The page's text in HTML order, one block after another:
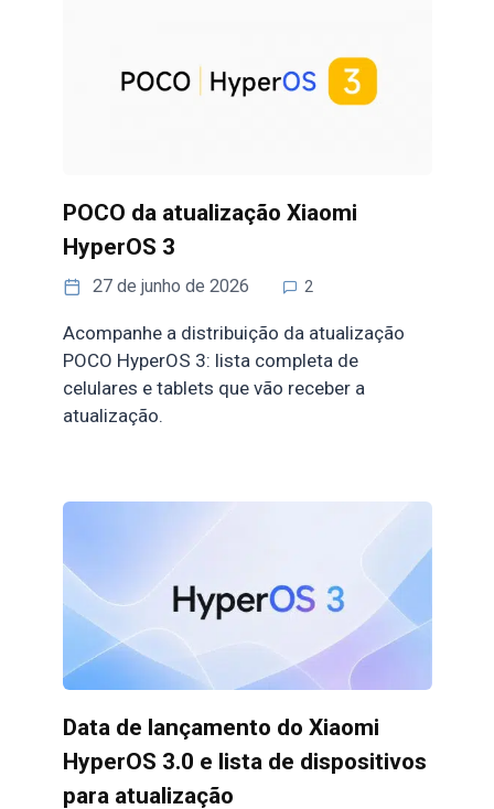
POCO da atualização Xiaomi
HyperOS 3
27 de junho de 2026 2
Acompanhe a distribuição da atualização
POCO HyperOS 3: lista completa de
celulares e tablets que vão receber a
atualização.
Data de lançamento do Xiaomi
HyperOS 3.0 e lista de dispositivos
para atualização